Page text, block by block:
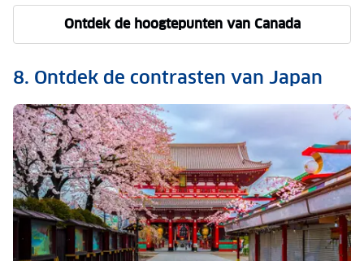
Ontdek de hoogtepunten van Canada
8. Ontdek de contrasten van Japan